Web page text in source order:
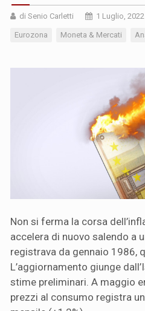
di Senio Carletti 1 Luglio, 2022
Eurozona Moneta & Mercati
Non si ferma la corsa
accelera di nuovo salendo a
registrava da gennaio 1986,
L’aggiornamento giunge
stime preliminari. A maggio
prezzi al consumo registra